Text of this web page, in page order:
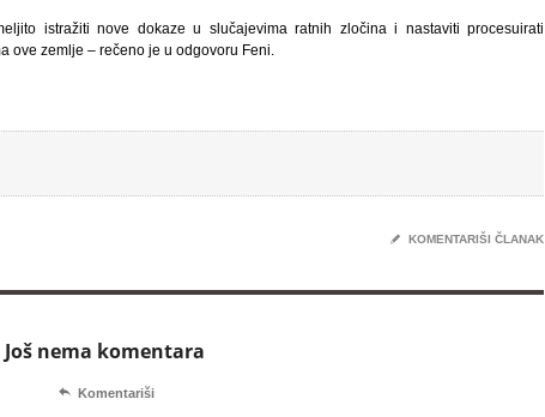
istražiti nove dokaze u slučajevima ratnih zločina i nastaviti procesuirati
ove zemlje – rečeno je u odgovoru Feni.
✎ KOMENTARIŠI ČLANAK
Još nema komentara
 Komentariši